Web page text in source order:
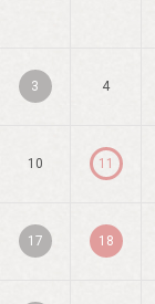
3 4
10 11
17 18